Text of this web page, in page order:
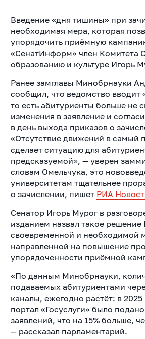
Введение «дня тишины» при
необходимая мера, которая
упорядочить приёмную
«СенатИнформ» член Комитета
образованию и культуре Игорь
Ранее замглавы Минобрнауки
сообщил, что ведомство вводит
то есть абитуриенты больше не
изменения в заявление и
в день выхода приказов о
«Отсутствие движений в самый
сделает ситуацию для
предсказуемой», — уверен
словам Омельчука, это
университетам тщательнее
о зачислении, пишет РИА
Сенатор Игорь Мурог в
изданием назвал такое
своевременной и необходимой
направленной на повышение
упорядоченности приёмной
«По данным Минобрнауки,
подаваемых абитуриентами
каналы, ежегодно растёт: в 2025
портал «Госуслуги» было
заявлений, что на 15% больше,
— рассказал парламентарий.